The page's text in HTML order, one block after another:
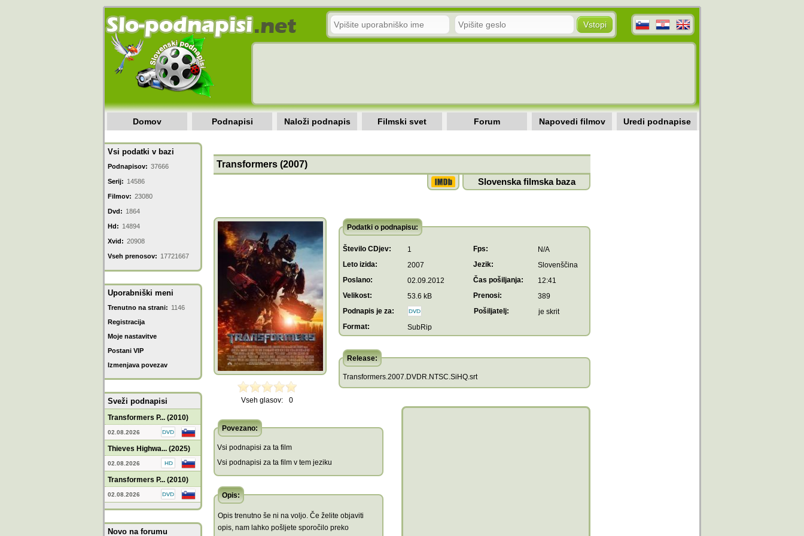
Domov Podnapisi Naloži podnapis Filmski svet Forum Napovedi filmov Uredi podnapise
Vsi podatki v bazi
Podnapisov: 37666
Serij: 14586
Filmov: 23080
Dvd: 1864
Hd: 14894
Xvid: 20908
Vseh prenosov: 17721667
Uporabniški meni
Trenutno na strani: 1146
Registracija
Moje nastavitve
Postani VIP
Izmenjava povezav
Sveži podnapisi
Transformers P... (2010)
02.08.2026
Thieves Highwa... (2025)
02.08.2026
Transformers P... (2010)
02.08.2026
Novo na forumu
Transformers (2007)
Slovenska filmska baza
Vseh glasov: 0
Podatki o podnapisu:
Število CDjev: 1 Fps:
N/A
Leto izida:
2007 Jezik:
Slovenščina
Poslano:
02.09.2012 Čas pošiljanja:
12:41
Velikost:
53.6 kB Prenosi:
389
Podnapis je za:
Pošiljatelj:
je skrit
Format:
SubRip
Release:
Transformers.2007.DVDR.NTSC.SiHQ.srt
Povezano:
Vsi podnapisi za ta film
Vsi podnapisi za ta film v tem jeziku
Opis:
Opis trenutno še ni na voljo. Če želite objaviti
opis, nam lahko pošljete sporočilo preko